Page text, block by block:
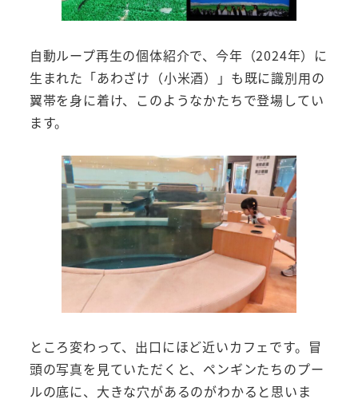
自動ループ再生の個体紹介で、今年（2024年）に
生まれた「あわざけ（小米酒）」も既に識別用の
翼帯を身に着け、このようなかたちで登場してい
ます。
ところ変わって、出口にほど近いカフェです。冒
頭の写真を見ていただくと、ペンギンたちのプー
ルの底に、大きな穴があるのがわかると思いま